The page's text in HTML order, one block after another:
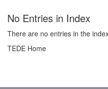
No Entries in Index
There are no entries in the
TEDE Home